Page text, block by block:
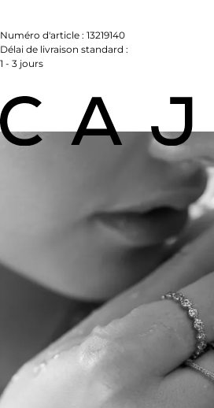
Numéro d'article : 13219140
Délai de livraison standard :
1 - 3 jours